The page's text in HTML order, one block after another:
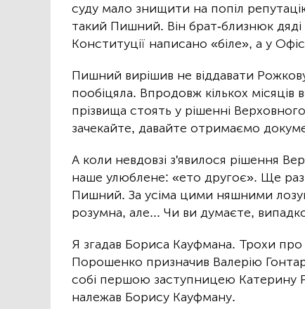
суду мало знищити на попіл
такий Пишний. Він брат-близнюк
Конституції написано «біле», а у
Пишний вирішив не віддавати
пообіцяла. Впродовж кількох
прізвища стоять у рішенні
зачекайте, давайте отримаємо
А коли невдовзі з'явилося рішення
наше улюблене: «ето другоє». Ще
Пишний. За усіма цими няшними
розумна, але... Чи ви думаєте,
Я згадав Бориса Кауфмана. Трохи
Порошенко призначив Валерію
собі першою заступницею Катерину
належав Борису Кауфману.